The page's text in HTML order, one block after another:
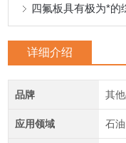
四氟板具有极为*的
详细介绍
品牌 其
应用领域 石